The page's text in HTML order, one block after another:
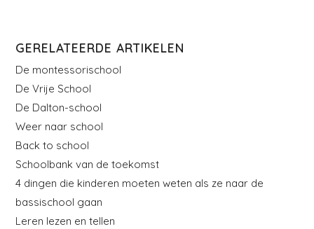
GERELATEERDE ARTIKELEN
De montessorischool
De Vrije School
De Dalton-school
Weer naar school
Back to school
Schoolbank van de toekomst
4 dingen die kinderen moeten weten als ze naar de
bassischool gaan
Leren lezen en tellen